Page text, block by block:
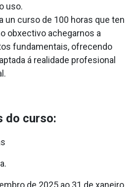
uso.
un curso de 100 horas que ten
obxectivo achegarnos a
fundamentais, ofrecendo
á realidade profesional
do curso:
de 2025 ao 31 de xaneiro